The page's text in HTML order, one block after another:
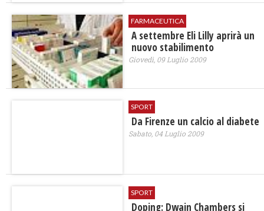
FARMACEUTICA
A settembre Eli Lilly aprirà un
nuovo stabilimento
Giovedì, 09 Luglio 2009
SPORT
Da Firenze un calcio al diabete
Sabato, 04 Luglio 2009
SPORT
Doping: Dwain Chambers si